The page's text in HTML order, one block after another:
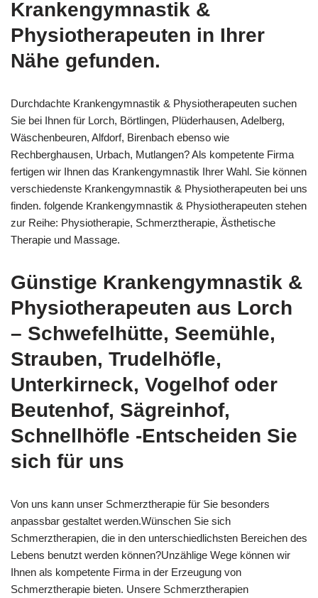
Krankengymnastik &
Physiotherapeuten in Ihrer
Nähe gefunden.
Durchdachte Krankengymnastik & Physiotherapeuten suchen
Sie bei Ihnen für Lorch, Börtlingen, Plüderhausen, Adelberg,
Wäschenbeuren, Alfdorf, Birenbach ebenso wie
Rechberghausen, Urbach, Mutlangen? Als kompetente Firma
fertigen wir Ihnen das Krankengymnastik Ihrer Wahl. Sie können
verschiedenste Krankengymnastik & Physiotherapeuten bei uns
finden. folgende Krankengymnastik & Physiotherapeuten stehen
zur Reihe: Physiotherapie, Schmerztherapie, Ästhetische
Therapie und Massage.
Günstige Krankengymnastik &
Physiotherapeuten aus Lorch
– Schwefelhütte, Seemühle,
Strauben, Trudelhöfle,
Unterkirneck, Vogelhof oder
Beutenhof, Sägreinhof,
Schnellhöfle -Entscheiden Sie
sich für uns
Von uns kann unser Schmerztherapie für Sie besonders
anpassbar gestaltet werden.Wünschen Sie sich
Schmerztherapien, die in den unterschiedlichsten Bereichen des
Lebens benutzt werden können?Unzählige Wege können wir
Ihnen als kompetente Firma in der Erzeugung von
Schmerztherapie bieten. Unsere Schmerztherapien